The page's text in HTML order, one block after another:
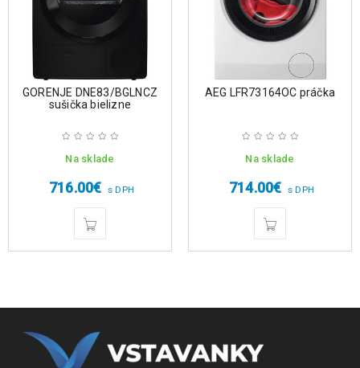
GORENJE DNE83/BGLNCZ
sušička bielizne
Na sklade
716.00€ s DPH
AEG LFR73164OC práčka
Na sklade
714.00€ s DPH